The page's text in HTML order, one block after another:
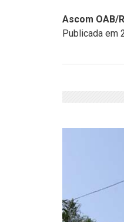
Ascom OAB/
Publicada em